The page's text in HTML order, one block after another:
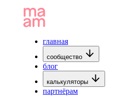
главная
сообщество
блог
калькуляторы
партнёрам